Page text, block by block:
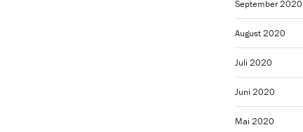
September 2020
August 2020
Juli 2020
Juni 2020
Mai 2020